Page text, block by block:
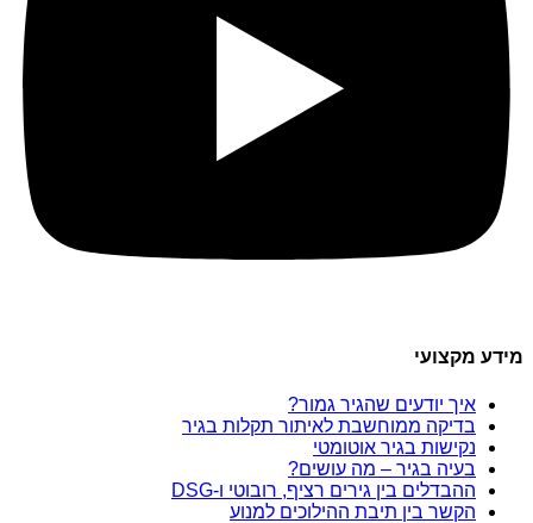
מידע מקצועי
איך יודעים שהגיר גמור?
בדיקה ממוחשבת לאיתור תקלות בגיר
נקישות בגיר אוטומטי
בעיה בגיר – מה עושים?
ההבדלים בין גירים רציף, רובוטי ו-DSG
הקשר בין תיבת ההילוכים למנוע